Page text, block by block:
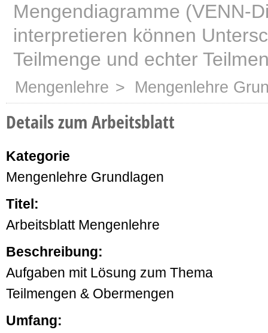
Mengendiagramme (VENN-
interpretieren können
Teilmenge und echter
Mengenlehre > Mengenlehre
Details zum Arbeitsblatt
Kategorie
Mengenlehre Grundlagen
Titel:
Arbeitsblatt Mengenlehre
Beschreibung:
Aufgaben mit Lösung zum Thema
Teilmengen & Obermengen
Umfang: